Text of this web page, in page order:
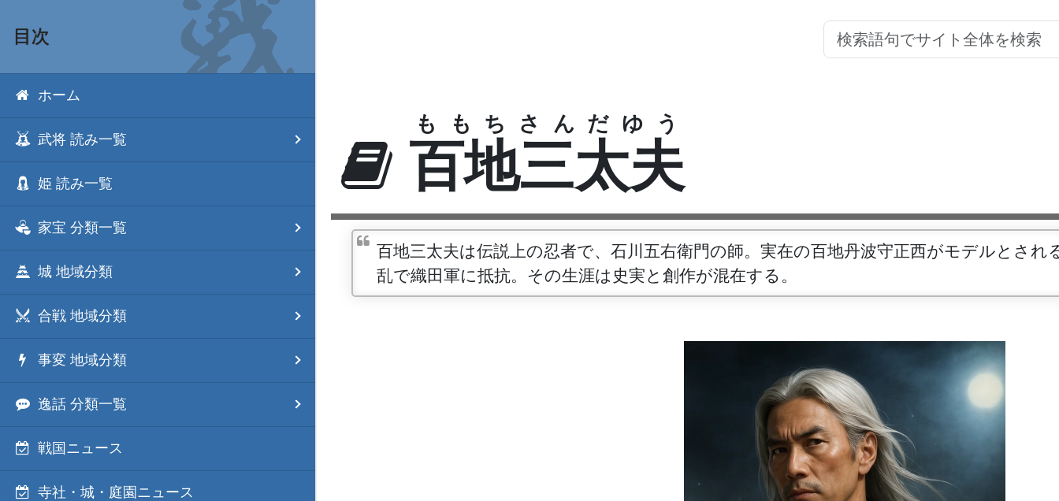
目次
ホーム
武将 読み一覧
姫 読み一覧
家宝 分類一覧
城 地域分類
合戦 地域分類
事変 地域分類
逸話 分類一覧
戦国ニュース
寺社・城・庭園ニュース
百地三太夫
ももちさんだゆう
百地三太夫は伝説上の忍者で、石川五右衛門の師。実在の百地丹波守正西がモデルとされ
乱で織田軍に抵抗。その生涯は史実と創作が混在する。